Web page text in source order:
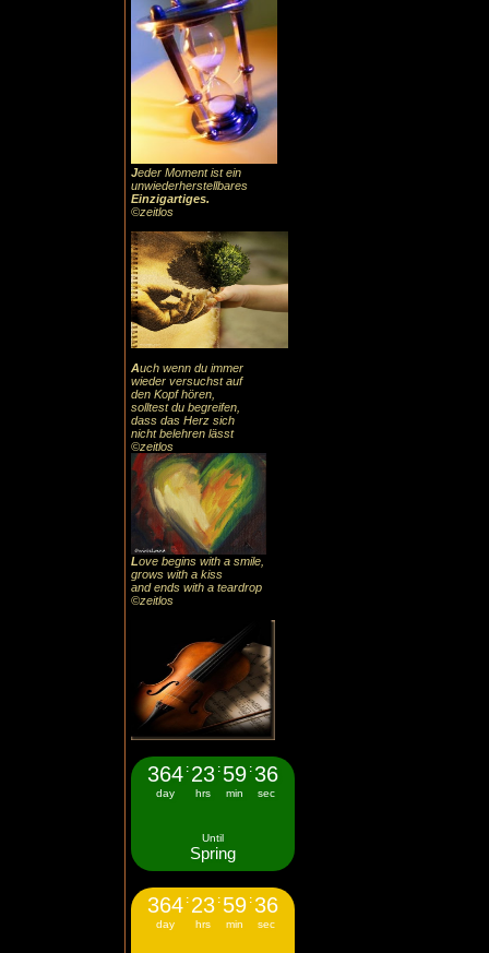
Jeder Moment ist ein
unwiederherstellbares
Einzigartiges.
©zeitlos
Auch wenn du immer
wieder versuchst auf
den Kopf hören,
solltest du begreifen,
dass das Herz sich
nicht belehren lässt
©zeitlos
Love begins with a smile,
grows with a kiss
and ends with a teardrop
©zeitlos
364
day
: 23
hrs
: 59
min
:35
sec
Until
Spring
364
day
: 23
hrs
: 59
min
:35
sec